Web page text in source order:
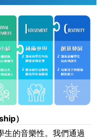
）
生的音樂性。我們通過